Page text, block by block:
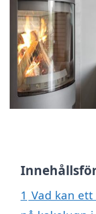
1 Vad kan